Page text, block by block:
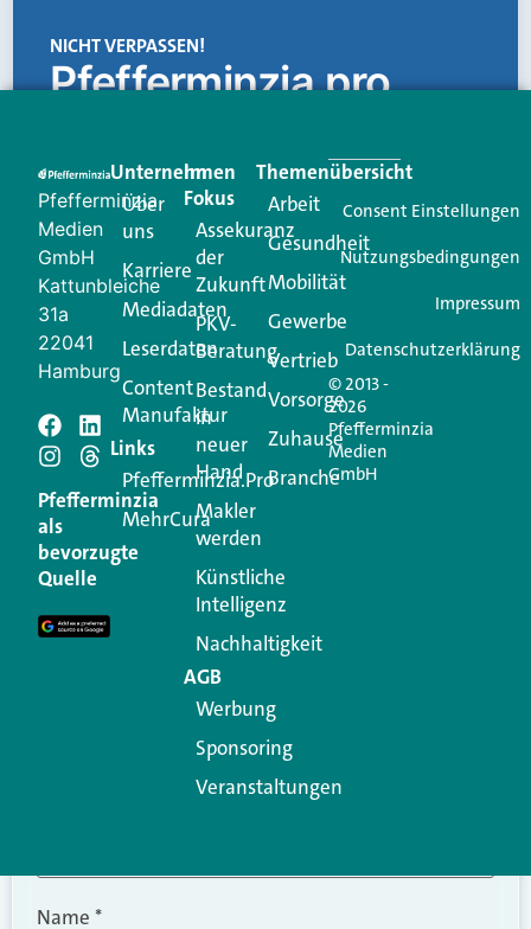
NICHT VERPASSEN!
Pfefferminzia.pro
Creator für Ihre Kundenkommunikation. Alles, was
Ihren Vertriebsalltag leichter macht. Mit nur einem
Login.
Jetzt anmelden
Schreiben Sie einen
Kommentar
Ihre E-Mail-Adresse wird nicht veröffentlicht.
Erforderliche Felder sind mit
Kommentar
Name *
Pfefferminzia
Medien
GmbH
Kattunbleiche
31a
22041
Hamburg
Pfefferminzia
als
bevorzugte
Quelle
Unternehmen
Über
uns
Karriere
Mediadaten
Leserdaten
Content
Manufaktur
Links
Pfefferminzia.Pro
MehrCura
Im
Fokus
Assekuranz
der
Zukunft
PKV-
Beratung
Bestand
in
neuer
Hand
Makler
werden
Künstliche
Intelligenz
Nachhaltigkeit
AGB
Werbung
Sponsoring
Veranstaltungen
Themenübersicht
Arbeit
Gesundheit
Mobilität
Gewerbe
Vertrieb
Vorsorge
Zuhause
Branche
© 2013 -
2026
Pfefferminzia
Medien
GmbH
Consent Einstellungen
Nutzungsbedingungen
Impressum
Datenschutzerklärung